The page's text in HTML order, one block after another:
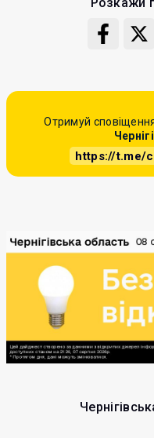
Отримуй
https://t.me/